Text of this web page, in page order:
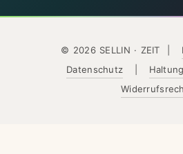
© 2026 SELLIN · ZEIT
Datenschutz
Haltung